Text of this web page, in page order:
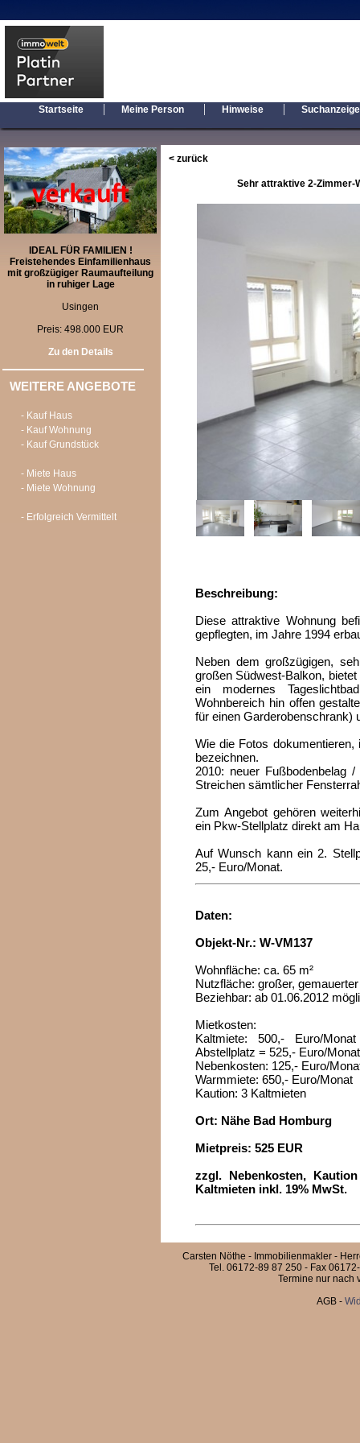
Startseite | Meine Person | Hinweise |
< zurück
Sehr attraktive 2-Zimmer-
Beschreibung:
Diese attraktive Wohnung
gepflegten, im Jahre 1994
Neben dem großzügigen,
großen Südwest-Balkon,
ein modernes
Wohnbereich hin offen
für einen Garderobenschrank)
Wie die Fotos
bezeichnen.
2010: neuer Fußbodenbelag
Streichen sämtlicher
Zum Angebot gehören
ein Pkw-Stellplatz direkt am
Auf Wunsch kann ein 2.
25,- Euro/Monat.
Daten:
Objekt-Nr.: W-VM137
Wohnfläche: ca. 65 m²
Nutzfläche: großer,
Beziehbar: ab 01.06.2012
Mietkosten:
Kaltmiete: 500,- Euro/
Abstellplatz = 525,- Euro/
Nebenkosten: 125,- Euro/
Warmmiete: 650,- Euro/Monat
Kaution: 3 Kaltmieten
Ort: Nähe Bad Homburg
Mietpreis: 525 EUR
zzgl. Nebenkosten,
Kaltmieten inkl. 19% MwSt.
IDEAL FÜR FAMILIEN !
Freistehendes Einfamilienhaus
mit großzügiger Raumaufteilung
in ruhiger Lage
Usingen
Preis: 498.000 EUR
Zu den Details
WEITERE ANGEBOTE
- Kauf Haus
- Kauf Wohnung
- Kauf Grundstück
- Miete Haus
- Miete Wohnung
- Erfolgreich Vermittelt
Carsten Nöthe - Immobilienmakler -
Tel. 06172-89 87 250 - Fax
Termine nur nach
AGB -